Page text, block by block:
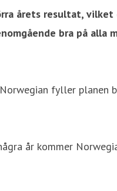
årets resultat, vilket
bra på alla
fyller planen
år kommer